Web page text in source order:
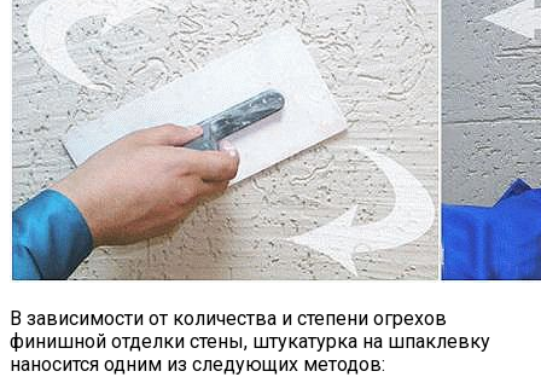
В зависимости от количества и степени огрехов
финишной отделки стены, штукатурка на шпаклевку
наносится одним из следующих методов: